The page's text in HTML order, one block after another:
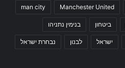
Manchester United
man city
ביטחון בנימין נתניהו
ישראל לבנון נבחרת ישראל